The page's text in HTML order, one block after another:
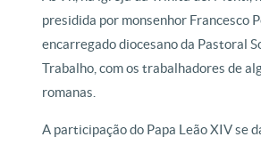
presidida por monsenhor Francesco
encarregado diocesano da Pastoral
Trabalho, com os trabalhadores de
romanas.
A participação do Papa Leão XIV se